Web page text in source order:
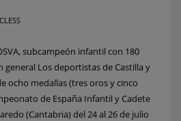
subcampeón infantil con 180
general Los deportistas de Castilla y
ocho medallas (tres oros y cinco
de España Infantil y Cadete
(Cantabria) del 24 al 26 de julio